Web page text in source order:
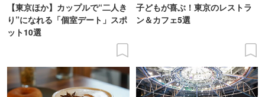
【東京ほか】カップルで“二人き
り”になれる「個室デート」スポ
ット10選
子どもが喜ぶ！東京のレストラ
ン＆カフェ5選